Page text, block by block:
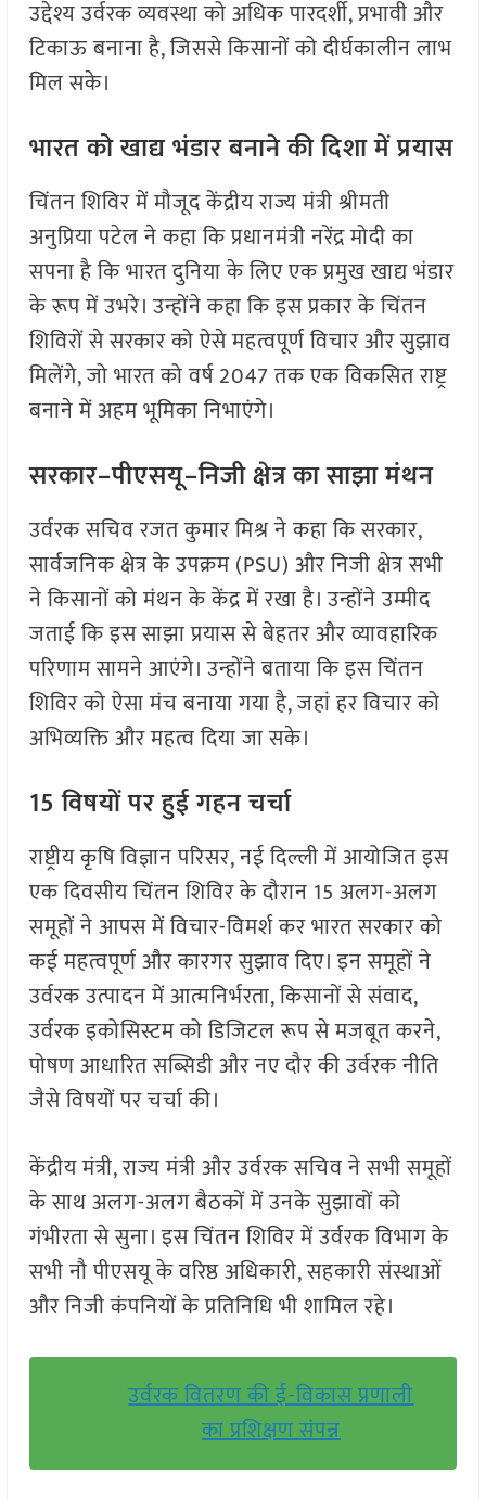
उद्देश्य उर्वरक व्यवस्था को अधिक पारदर्शी, प्रभावी और
टिकाऊ बनाना है, जिससे किसानों को दीर्घकालीन लाभ
मिल सके।
भारत को खाद्य भंडार बनाने की दिशा में प्रयास
चिंतन शिविर में मौजूद केंद्रीय राज्य मंत्री श्रीमती
अनुप्रिया पटेल ने कहा कि प्रधानमंत्री नरेंद्र मोदी का
सपना है कि भारत दुनिया के लिए एक प्रमुख खाद्य भंडार
के रूप में उभरे। उन्होंने कहा कि इस प्रकार के चिंतन
शिविरों से सरकार को ऐसे महत्वपूर्ण विचार और सुझाव
मिलेंगे, जो भारत को वर्ष 2047 तक एक विकसित राष्ट्र
बनाने में अहम भूमिका निभाएंगे।
सरकार–पीएसयू–निजी क्षेत्र का साझा मंथन
उर्वरक सचिव रजत कुमार मिश्र ने कहा कि सरकार,
सार्वजनिक क्षेत्र के उपक्रम (PSU) और निजी क्षेत्र सभी
ने किसानों को मंथन के केंद्र में रखा है। उन्होंने उम्मीद
जताई कि इस साझा प्रयास से बेहतर और व्यावहारिक
परिणाम सामने आएंगे। उन्होंने बताया कि इस चिंतन
शिविर को ऐसा मंच बनाया गया है, जहां हर विचार को
अभिव्यक्ति और महत्व दिया जा सके।
15 विषयों पर हुई गहन चर्चा
राष्ट्रीय कृषि विज्ञान परिसर, नई दिल्ली में आयोजित इस
एक दिवसीय चिंतन शिविर के दौरान 15 अलग-अलग
समूहों ने आपस में विचार-विमर्श कर भारत सरकार को
कई महत्वपूर्ण और कारगर सुझाव दिए। इन समूहों ने
उर्वरक उत्पादन में आत्मनिर्भरता, किसानों से संवाद,
उर्वरक इकोसिस्टम को डिजिटल रूप से मजबूत करने,
पोषण आधारित सब्सिडी और नए दौर की उर्वरक नीति
जैसे विषयों पर चर्चा की।
केंद्रीय मंत्री, राज्य मंत्री और उर्वरक सचिव ने सभी समूहों
के साथ अलग-अलग बैठकों में उनके सुझावों को
गंभीरता से सुना। इस चिंतन शिविर में उर्वरक विभाग के
सभी नौ पीएसयू के वरिष्ठ अधिकारी, सहकारी संस्थाओं
और निजी कंपनियों के प्रतिनिधि भी शामिल रहे।
उर्वरक वितरण की ई-विकास प्रणाली
का प्रशिक्षण संपन्न